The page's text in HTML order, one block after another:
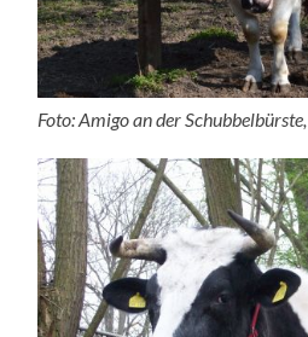
Foto: Amigo an der